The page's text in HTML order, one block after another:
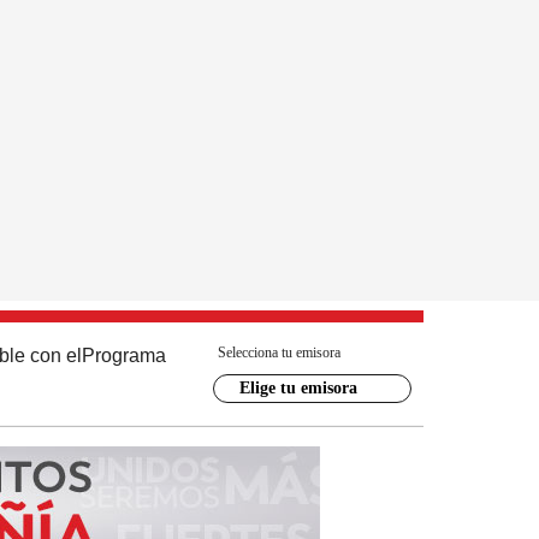
con el Programa Selecciona tu emisora
Elige tu emisora